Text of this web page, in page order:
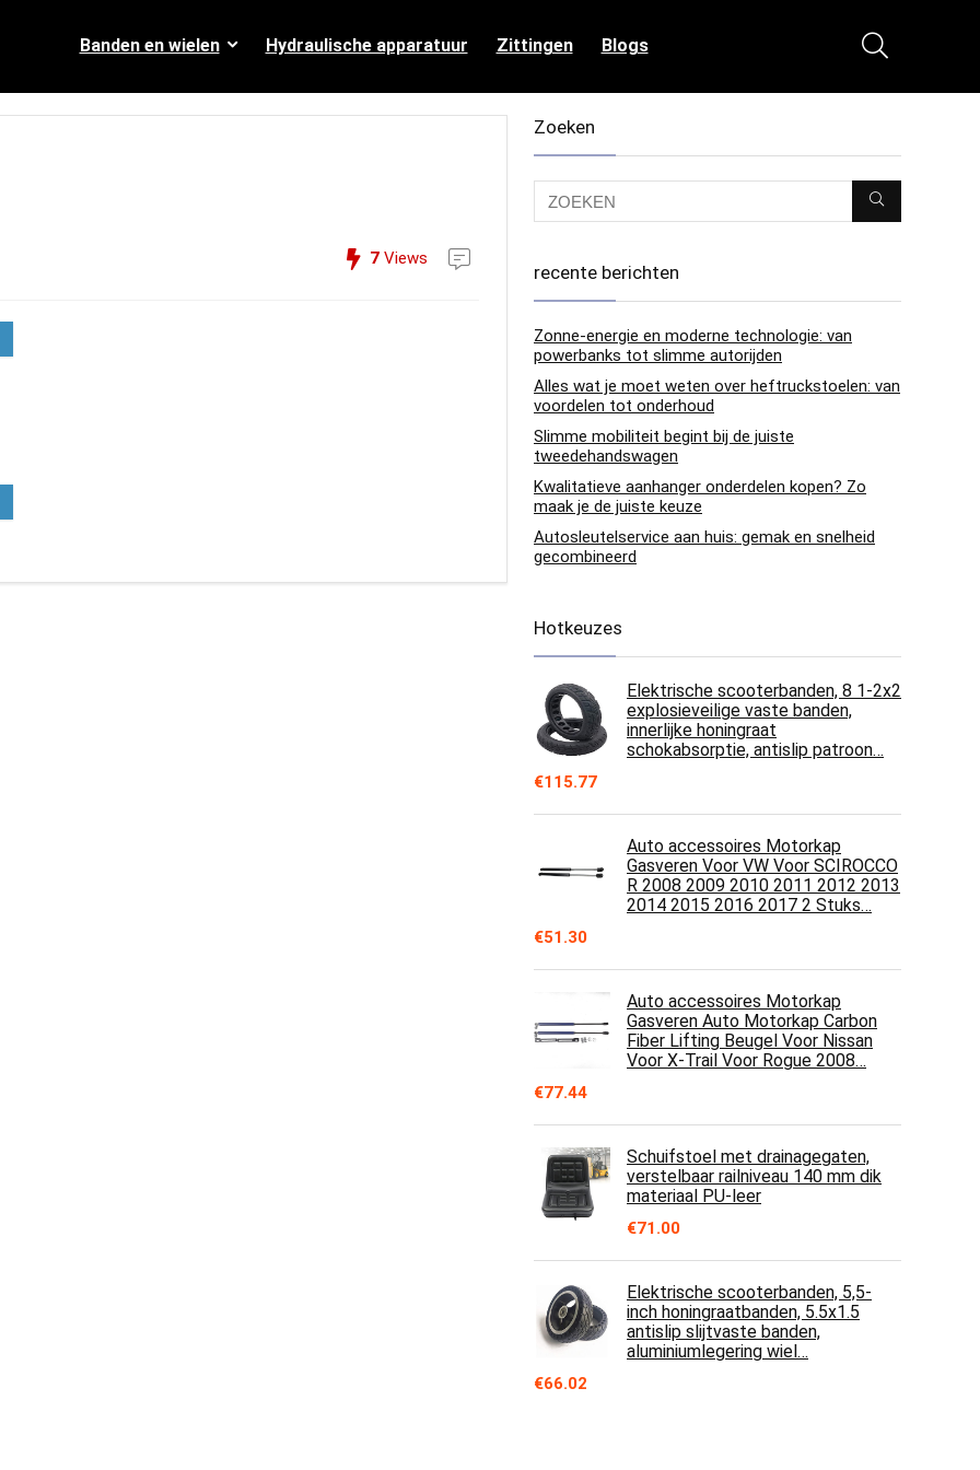
Banden en wielen Hydraulische apparatuur Zittingen Blogs
7 Views
Zoeken
recente berichten
Zonne-energie en moderne technologie: van
powerbanks tot slimme autorijden
Alles wat je moet weten over heftruckstoelen: van
voordelen tot onderhoud
Slimme mobiliteit begint bij de juiste
tweedehandswagen
Kwalitatieve aanhanger onderdelen kopen? Zo
maak je de juiste keuze
Autosleutelservice aan huis: gemak en snelheid
gecombineerd
Hotkeuzes
Elektrische scooterbanden, 8 1-2x2
explosieveilige vaste banden,
innerlijke honingraat
schokabsorptie, antislip patroon…
€115.77
Auto accessoires Motorkap
Gasveren Voor VW Voor SCIROCCO
R 2008 2009 2010 2011 2012 2013
2014 2015 2016 2017 2 Stuks…
€51.30
Auto accessoires Motorkap
Gasveren Auto Motorkap Carbon
Fiber Lifting Beugel Voor Nissan
Voor X-Trail Voor Rogue 2008…
€77.44
Schuifstoel met drainagegaten,
verstelbaar railniveau 140 mm dik
materiaal PU-leer
€71.00
Elektrische scooterbanden, 5,5-
inch honingraatbanden, 5.5x1.5
antislip slijtvaste banden,
aluminiumlegering wiel…
€66.02